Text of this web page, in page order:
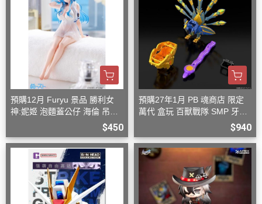
預購12月 Furyu 景品 勝利女
神:妮姬 泡麵蓋公仔 海倫 吊帶
$450
預購27年1月 PB 魂商店 限定
萬代 盒玩 百獸戰隊 SMP 牙吠
$940